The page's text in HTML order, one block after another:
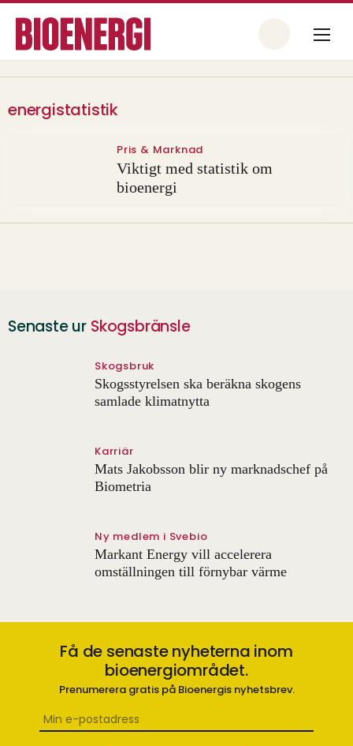
energistatistik
Pris & Marknad
Viktigt med statistik om
bioenergi
Senaste ur Skogsbränsle
Skogsbruk
Skogsstyrelsen ska beräkna skogens
samlade klimatnytta
Karriär
Mats Jakobsson blir ny marknadschef på
Biometria
Ny medlem i Svebio
Markant Energy vill accelerera
omställningen till förnybar värme
Få de senaste nyheterna inom
bioenergiområdet.
Prenumerera gratis på Bioenergis nyhetsbrev.